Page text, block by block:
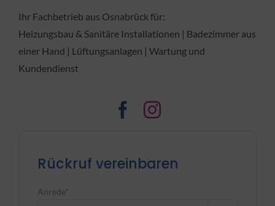
Ihr Fachbetrieb aus Osnabrück für:
Heizungsbau & Sanitäre Installationen | Badezimmer aus
einer Hand | Lüftungsanlagen | Wartung und
Kundendienst
Rückruf vereinbaren
Anrede*